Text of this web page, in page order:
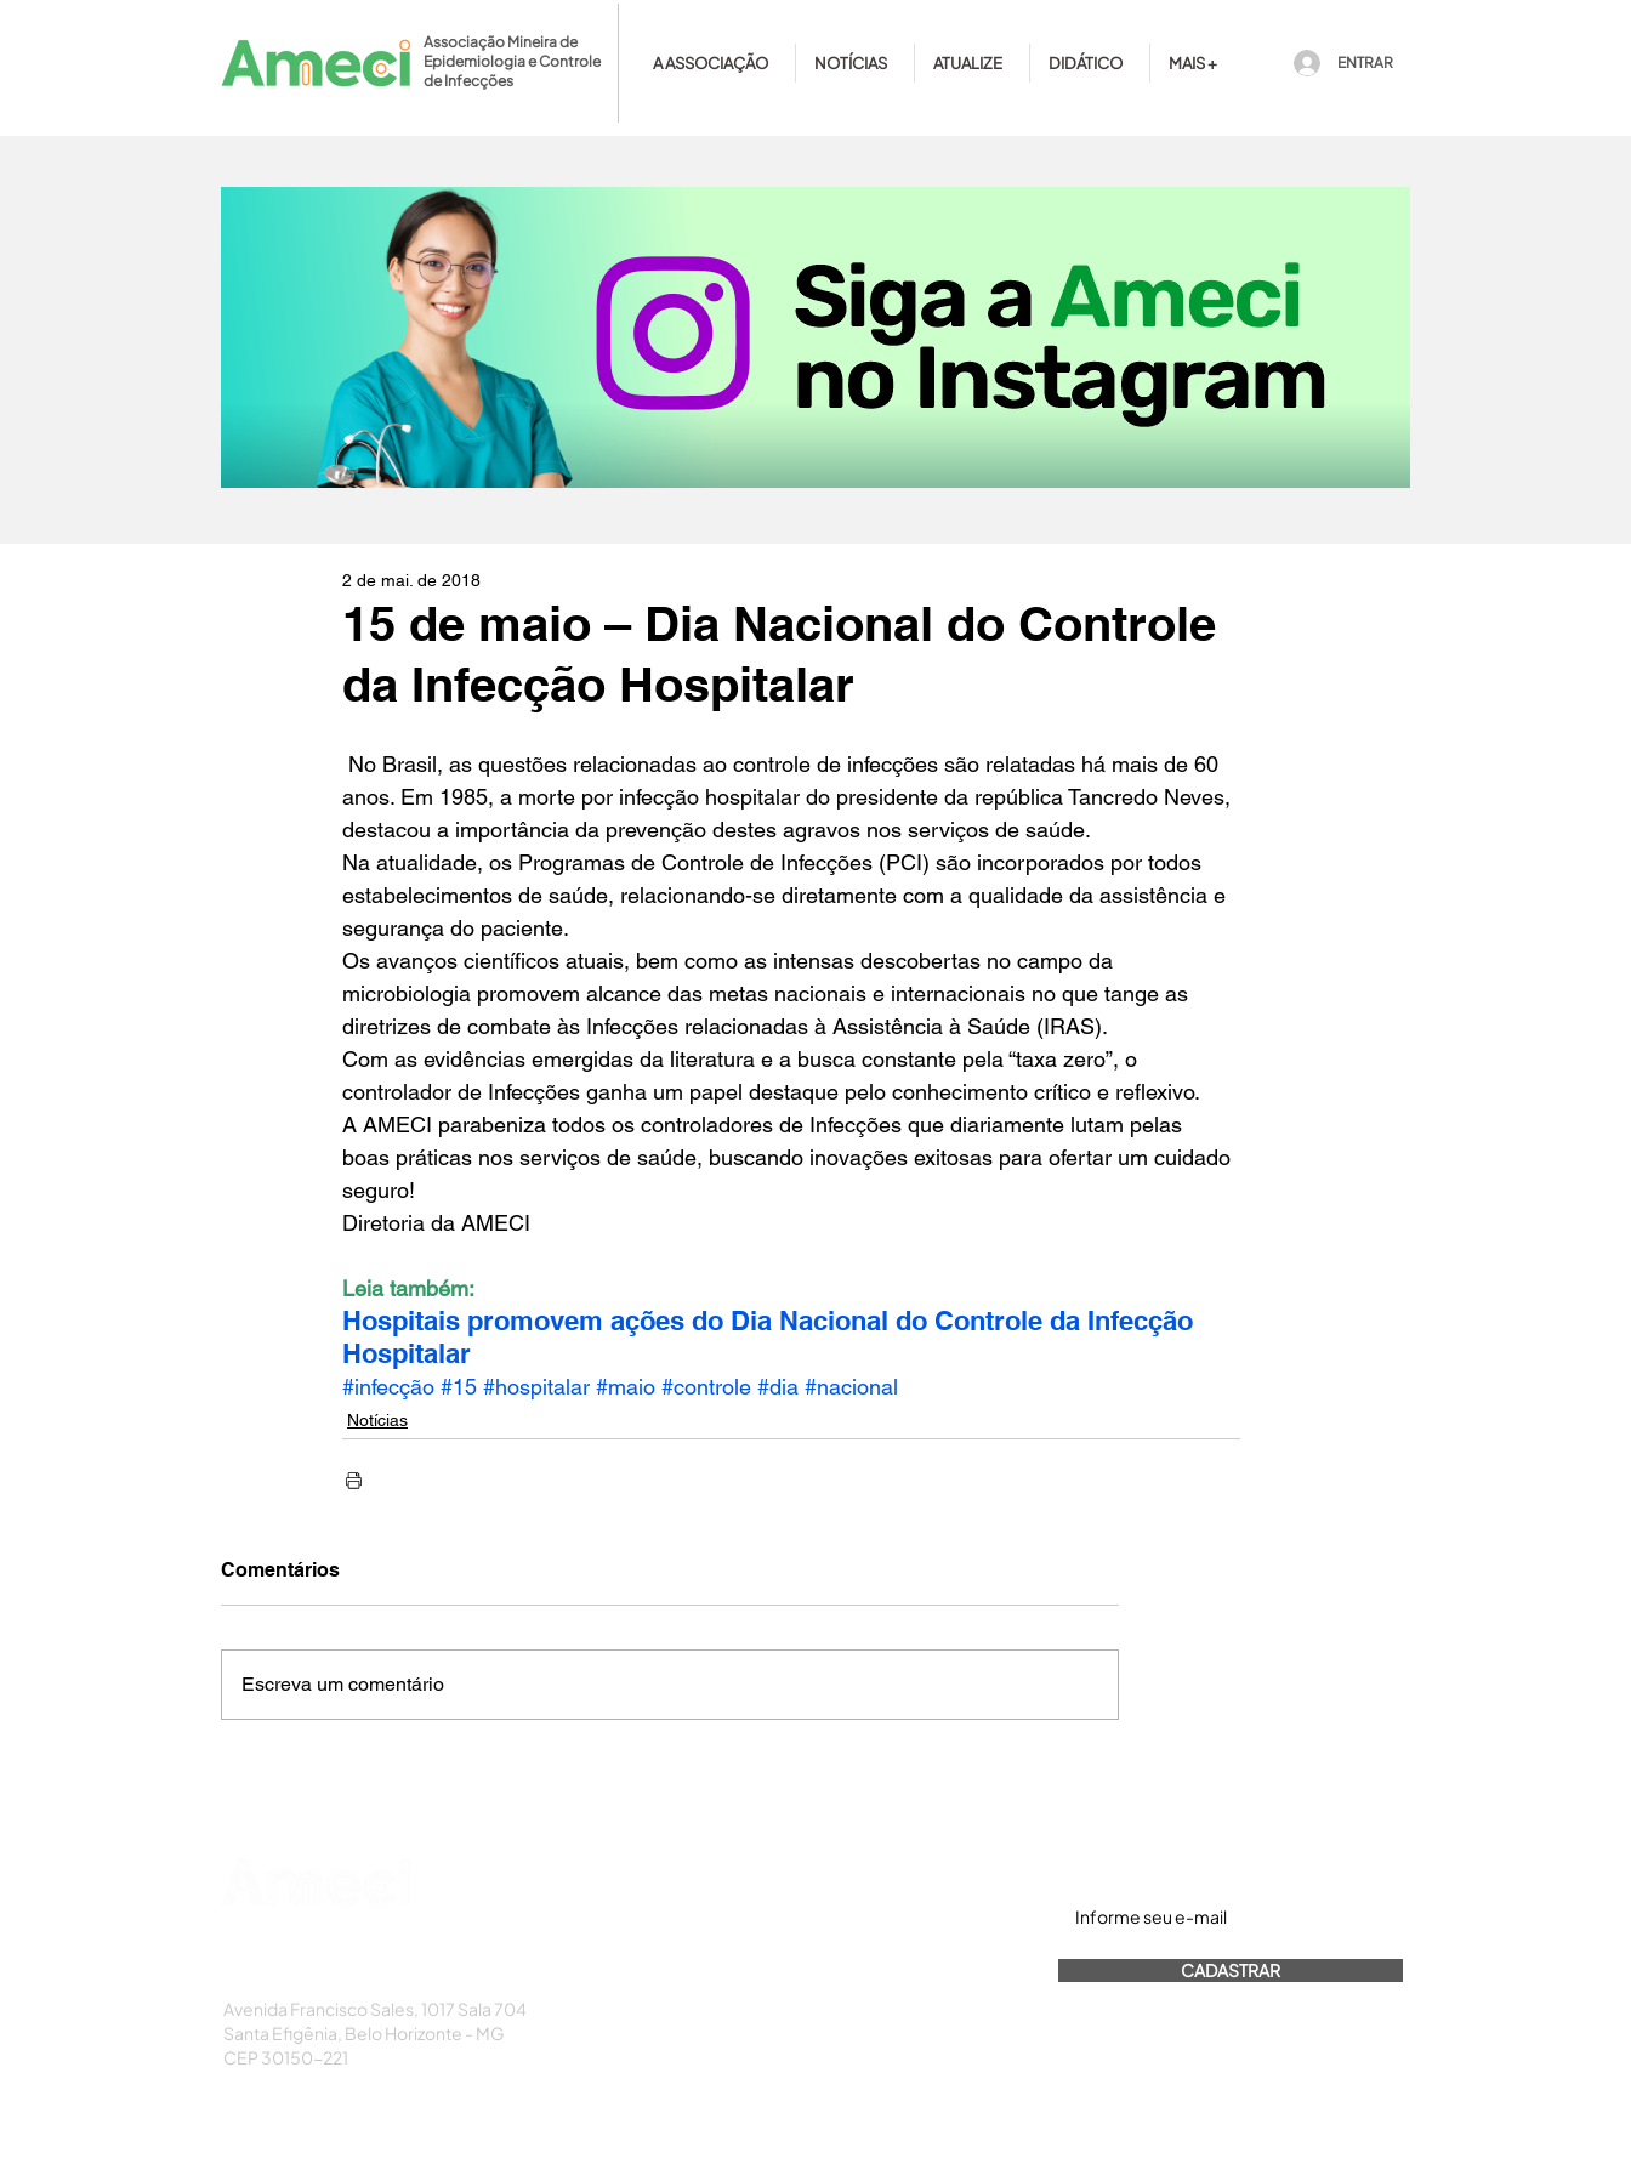
Associação Mineira de
Epidemiologia e Controle
de Infecções
A ASSOCIAÇÃO NOTÍCIAS ATUALIZE DIDÁTICO MAIS + ENTRAR
15 de maio – Dia Nacional do Controle
da Infecção Hospitalar
2 de mai. de 2018
anos. Em 1985, a morte por infecção hospitalar do presidente da república Tancredo Neves,
destacou a importância da prevenção destes agravos nos serviços de saúde.
Na atualidade, os Programas de Controle de Infecções (PCI) são incorporados por todos
estabelecimentos de saúde, relacionando-se diretamente com a qualidade da assistência e
segurança do paciente.
Os avanços científicos atuais, bem como as intensas descobertas no campo da
microbiologia promovem alcance das metas nacionais e internacionais no que tange as
diretrizes de combate às Infecções relacionadas à Assistência à Saúde (IRAS).
Com as evidências emergidas da literatura e a busca constante pela “taxa zero”, o
controlador de Infecções ganha um papel destaque pelo conhecimento crítico e reflexivo.
A AMECI parabeniza todos os controladores de Infecções que diariamente lutam pelas
boas práticas nos serviços de saúde, buscando inovações exitosas para ofertar um cuidado
seguro!
Diretoria da AMECI
Leia também:
Hospitais promovem ações do Dia Nacional do Controle da Infecção
Hospitalar
#infecção #15 #hospitalar #maio #controle #dia #nacional
Notícias
Comentários
Escreva um comentário
Avenida Francisco Sales, 1017 Sala 704
Santa Efigênia, Belo Horizonte - MG
CEP 30150-221
CADASTRAR